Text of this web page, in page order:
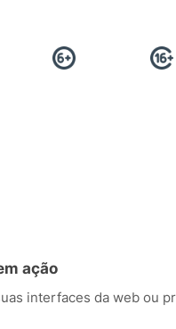
ação
interfaces da web ou